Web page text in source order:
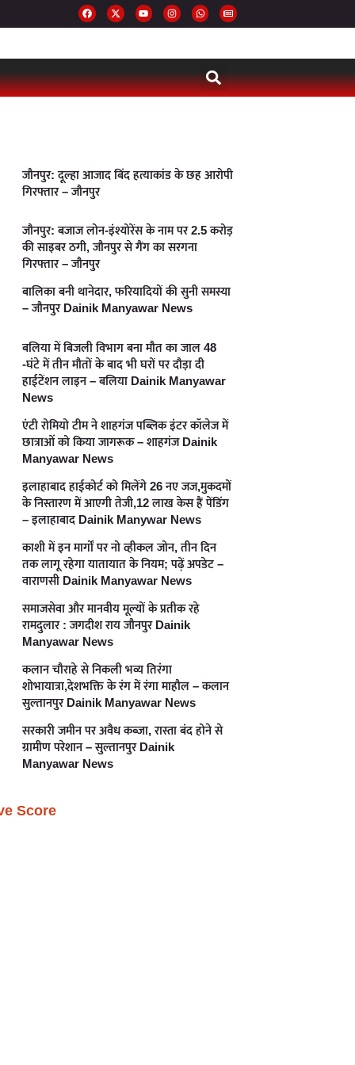
जौनपुर: दूल्हा आजाद बिंद हत्याकांड के छह आरोपी
गिरफ्तार – जौनपुर
जौनपुर: बजाज लोन-इंश्योरेंस के नाम पर 2.5 करोड़
की साइबर ठगी, जौनपुर से गैंग का सरगना
गिरफ्तार – जौनपुर
बालिका बनी थानेदार, फरियादियों की सुनी समस्या
– जौनपुर Dainik Manyawar News
बलिया में बिजली विभाग बना मौत का जाल 48
-घंटे में तीन मौतों के बाद भी घरों पर दौड़ा दी
हाईटेंशन लाइन – बलिया Dainik Manyawar
News
एंटी रोमियो टीम ने शाहगंज पब्लिक इंटर कॉलेज में
छात्राओं को किया जागरूक – शाहगंज Dainik
Manyawar News
इलाहाबाद हाईकोर्ट को मिलेंगे 26 नए जज,मुकदमों
के निस्तारण में आएगी तेजी,12 लाख केस हैं पेंडिंग
– इलाहाबाद Dainik Manywar News
काशी में इन मार्गों पर नो व्हीकल जोन, तीन दिन
तक लागू रहेगा यातायात के नियम; पढ़ें अपडेट –
वाराणसी Dainik Manyawar News
समाजसेवा और मानवीय मूल्यों के प्रतीक रहे
रामदुलार : जगदीश राय जौनपुर Dainik
Manyawar News
कलान चौराहे से निकली भव्य तिरंगा
शोभायात्रा,देशभक्ति के रंग में रंगा माहौल – कलान
सुल्तानपुर Dainik Manyawar News
सरकारी जमीन पर अवैध कब्जा, रास्ता बंद होने से
ग्रामीण परेशान – सुल्तानपुर Dainik
Manyawar News
Score